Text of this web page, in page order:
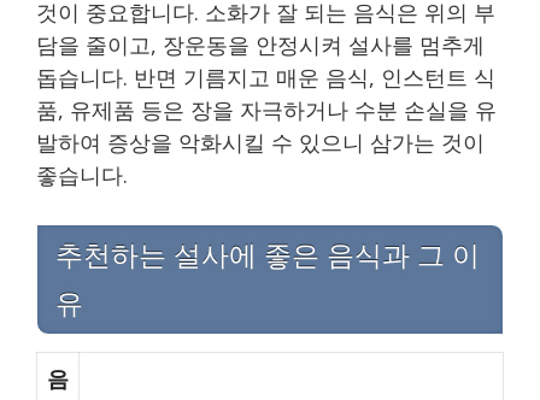
것이 중요합니다. 소화가 잘 되는 음식은 위의 부
담을 줄이고, 장운동을 안정시켜 설사를 멈추게
돕습니다. 반면 기름지고 매운 음식, 인스턴트 식
품, 유제품 등은 장을 자극하거나 수분 손실을 유
발하여 증상을 악화시킬 수 있으니 삼가는 것이
좋습니다.
추천하는 설사에 좋은 음식과 그 이
유
음